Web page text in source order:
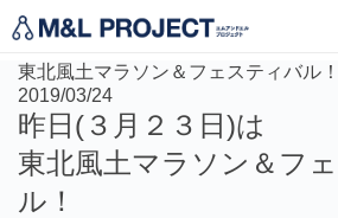
お知らせ
東北風土マラソン＆フェスティバル！
2019/03/24
昨日(３月２３日)は
東北風土マラソン＆フ
ル！